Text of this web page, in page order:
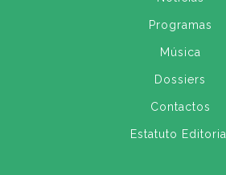
Programas
Música
Dossiers
Contactos
Estatuto Editorial